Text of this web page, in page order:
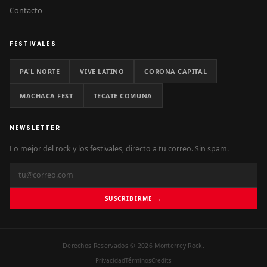
Contacto
FESTIVALES
PA'L NORTE VIVE LATINO CORONA CAPITAL
MACHACA FEST TECATE COMUNA
NEWSLETTER
Lo mejor del rock y los festivales, directo a tu correo. Sin spam.
SUSCRIBIRME →
Derechos Reservados © 2026 Monterrey Rock.
PrivacidadTérminosCredits